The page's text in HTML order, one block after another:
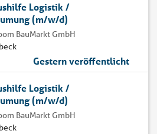
Logistik /
(m/w/d)
BauMarkt GmbH
Gestern veröffentlicht
Logistik /
(m/w/d)
BauMarkt GmbH